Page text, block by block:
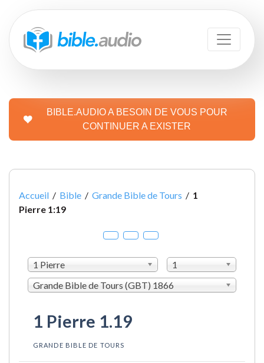
BIBLE.AUDIO A BESOIN DE VOUS POUR
CONTINUER A EXISTER
Accueil / Bible / Grande Bible de Tours / 1
Pierre 1:19
1 Pierre
1
Grande Bible de Tours (GBT) 1866
1 Pierre 1.19
GRANDE BIBLE DE TOURS